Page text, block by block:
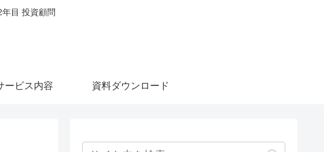
目 投資顧問
ービス内容 資料ダウンロード